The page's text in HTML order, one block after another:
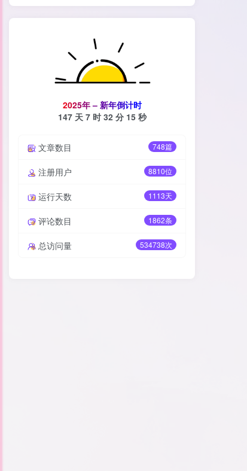
2025年– 新年倒计时
147 天 7 时 32 分 14 秒
748篇
文章数目
8810位
注册用户
1113天
运行天数
1862条
评论数目
534738次
总访问量